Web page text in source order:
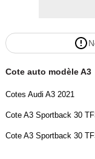
Cote auto modèle A3
Cotes Audi A3 2021
Cote A3 Sportback 30
Cote A3 Sportback 30